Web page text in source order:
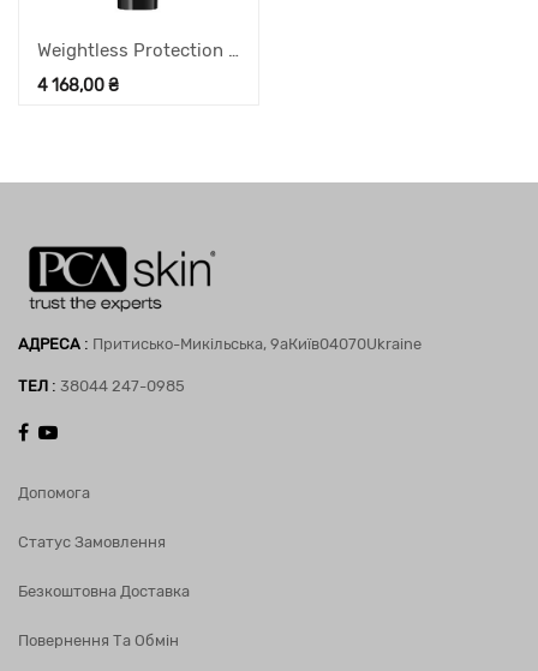
4 168,00₴
АДРЕСА : Притисько-Микільська, 9аКиїв04070Ukraine
ТЕЛ : 38044 247-0985
Допомога
Статус Замовлення
Безкоштовна Доставка
Повернення Та Обмін